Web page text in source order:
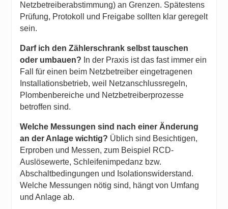
Netzbetreiberabstimmung) an Grenzen. Spätestens
Prüfung, Protokoll und Freigabe sollten klar geregelt
sein.
Darf ich den Zählerschrank selbst tauschen
oder umbauen? In der Praxis ist das fast immer ein
Fall für einen beim Netzbetreiber eingetragenen
Installationsbetrieb, weil Netzanschlussregeln,
Plombenbereiche und Netzbetreiberprozesse
betroffen sind.
Welche Messungen sind nach einer Änderung
an der Anlage wichtig? Üblich sind Besichtigen,
Erproben und Messen, zum Beispiel RCD-
Auslösewerte, Schleifenimpedanz bzw.
Abschaltbedingungen und Isolationswiderstand.
Welche Messungen nötig sind, hängt von Umfang
und Anlage ab.